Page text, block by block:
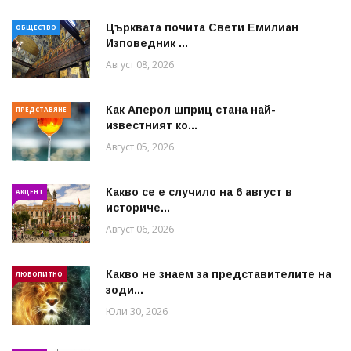
ОБЩЕСТВО
Църквата почита Свeти Емилиан
Изповедник ...
Август 08, 2026
ПРЕДСТАВЯНЕ
Как Аперол шприц стана най-
известният ко...
Август 05, 2026
АКЦЕНТ
Какво се е случило на 6 август в
историче...
Август 06, 2026
ЛЮБОПИТНО
Какво не знаем за представителите на
зоди...
Юли 30, 2026